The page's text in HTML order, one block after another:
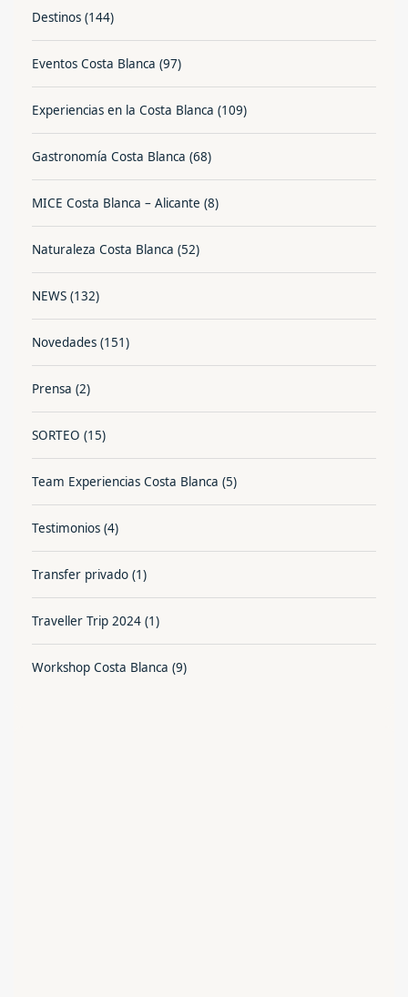
Destinos (144)
Eventos Costa Blanca (97)
Experiencias en la Costa Blanca (109)
Gastronomía Costa Blanca (68)
MICE Costa Blanca – Alicante (8)
Naturaleza Costa Blanca (52)
NEWS (132)
Novedades (151)
Prensa (2)
SORTEO (15)
Team Experiencias Costa Blanca (5)
Testimonios (4)
Transfer privado (1)
Traveller Trip 2024 (1)
Workshop Costa Blanca (9)